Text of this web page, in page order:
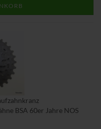
BSA 60er Jahre NOS